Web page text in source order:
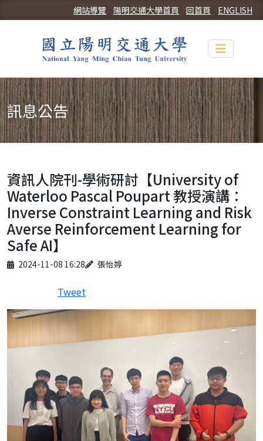
ENGLISH
回首頁
陽明交通大學首頁
網站導覽
Toggle
訊息公告
資訊人院刊-學術研討【University of
Waterloo Pascal Poupart 教授演講：
Inverse Constraint Learning and Risk
Averse Reinforcement Learning for
Safe AI】
Published on
2024-11-08 16:28
Author 張怡婷
Tweet